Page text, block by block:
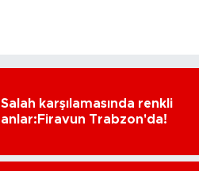
Salah karşılamasında renkli
anlar:Firavun Trabzon'da!